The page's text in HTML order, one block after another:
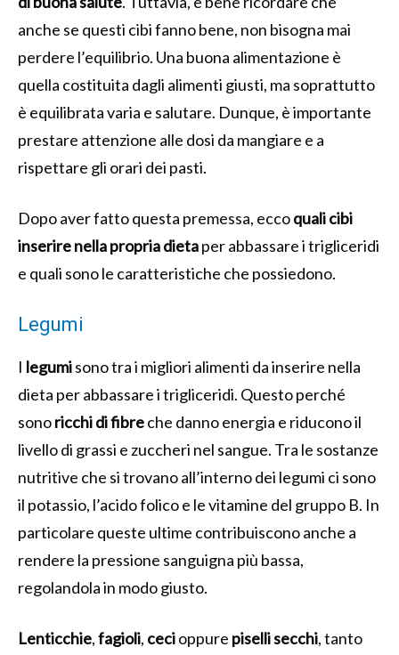
anche se questi cibi fanno bene, non bisogna mai
perdere l’equilibrio. Una buona alimentazione è
quella costituita dagli alimenti giusti, ma soprattutto
è equilibrata varia e salutare. Dunque, è importante
prestare attenzione alle dosi da mangiare e a
rispettare gli orari dei pasti.
Dopo aver fatto questa premessa, eccoquali cibi
inserire nella propria dietaper abbassare i trigliceridi
e quali sono le caratteristiche che possiedono.
Legumi
I legumisono tra i migliori alimenti da inserire nella
dieta per abbassare i trigliceridi. Questo perché
sonoricchi di fibreche danno energia e riducono il
livello di grassi e zuccheri nel sangue. Tra le sostanze
nutritive che si trovano all’interno dei legumi ci sono
il potassio, l’acido folico e le vitamine del gruppo B. In
particolare queste ultime contribuiscono anche a
rendere la pressione sanguigna più bassa,
regolandola in modo giusto.
Lenticchie,fagioli, cecioppure piselli secchi, tanto